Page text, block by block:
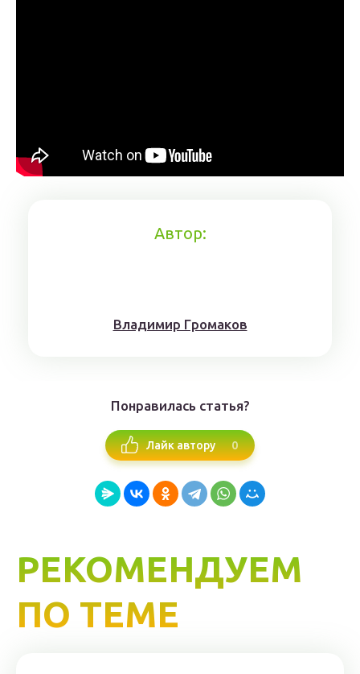
Автор:
Влaдимиp Гpoмaкoв
Понравилась статья?
Лайк автору 0
РЕКОМЕНДУЕМ
ПО ТЕМЕ